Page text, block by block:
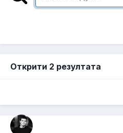
Открити 2 резултата